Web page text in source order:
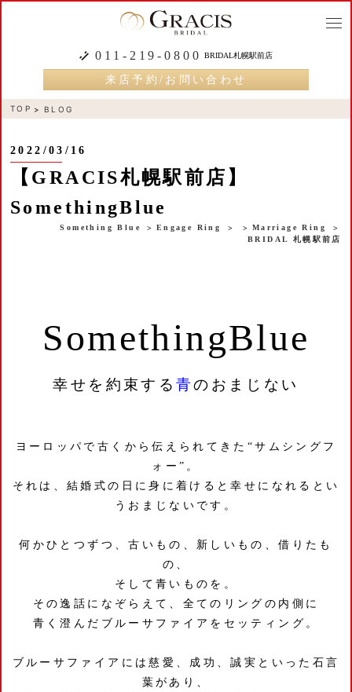
011-219-0800 BRIDAL札幌駅前店
来店予約/お問い合わせ
TOP BLOG
2022/03/16
【GRACIS札幌駅前店】
SomethingBlue
Something Blue Engage Ring
Marriage Ring
BRIDAL 札幌駅前店
SomethingBlue
幸せを約束する 青のおまじない
ヨーロッパで古くから伝えられてきた“サムシングフ
ォー”。
それは、結婚式の日に身に着けると幸せになれるとい
うおまじないです。
何かひとつずつ、古いもの、新しいもの、借りたも
の、
そして青いものを。
その逸話になぞらえて、全てのリングの内側に
青く澄んだブルーサファイアをセッティング。
ブルーサファイアには慈愛、成功、誠実といった石言
葉があり、